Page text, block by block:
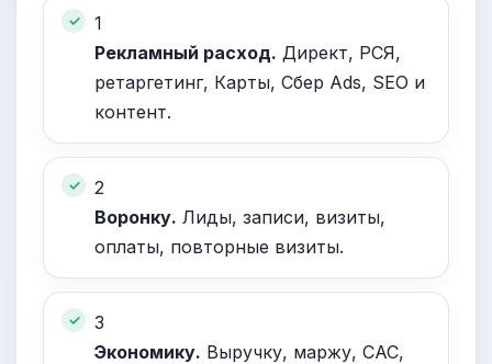
1
Рекламный расход. Директ, РСЯ,
ретаргетинг, Карты, Сбер Ads, SEO и
контент.
2
Воронку. Лиды, записи, визиты,
оплаты, повторные визиты.
3
Экономику. Выручку, маржу, CAC,